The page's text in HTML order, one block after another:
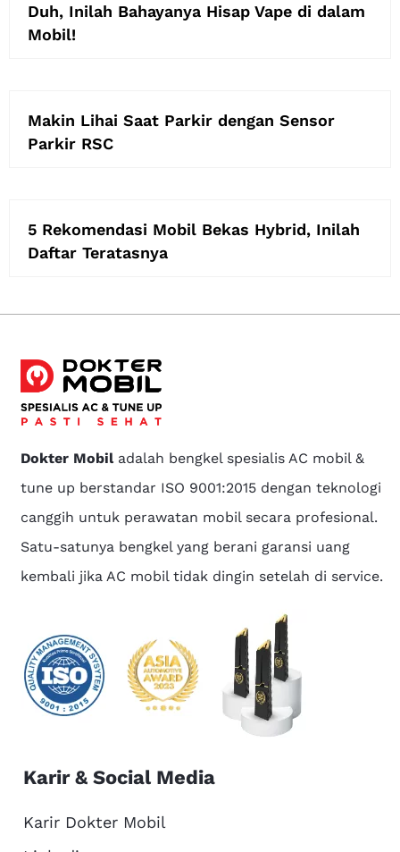
Duh, Inilah Bahayanya Hisap Vape di dalam
Mobil!
Makin Lihai Saat Parkir dengan Sensor
Parkir RSC
5 Rekomendasi Mobil Bekas Hybrid, Inilah
Daftar Teratasnya
Dokter Mobiladalah bengkel spesialis AC mobil &
tune up berstandar ISO 9001:2015 dengan teknologi
canggih untuk perawatan mobil secara profesional.
Satu-satunya bengkel yang berani garansi uang
kembali jika AC mobil tidak dingin setelah di service.
Karir & Social Media
Karir Dokter Mobil